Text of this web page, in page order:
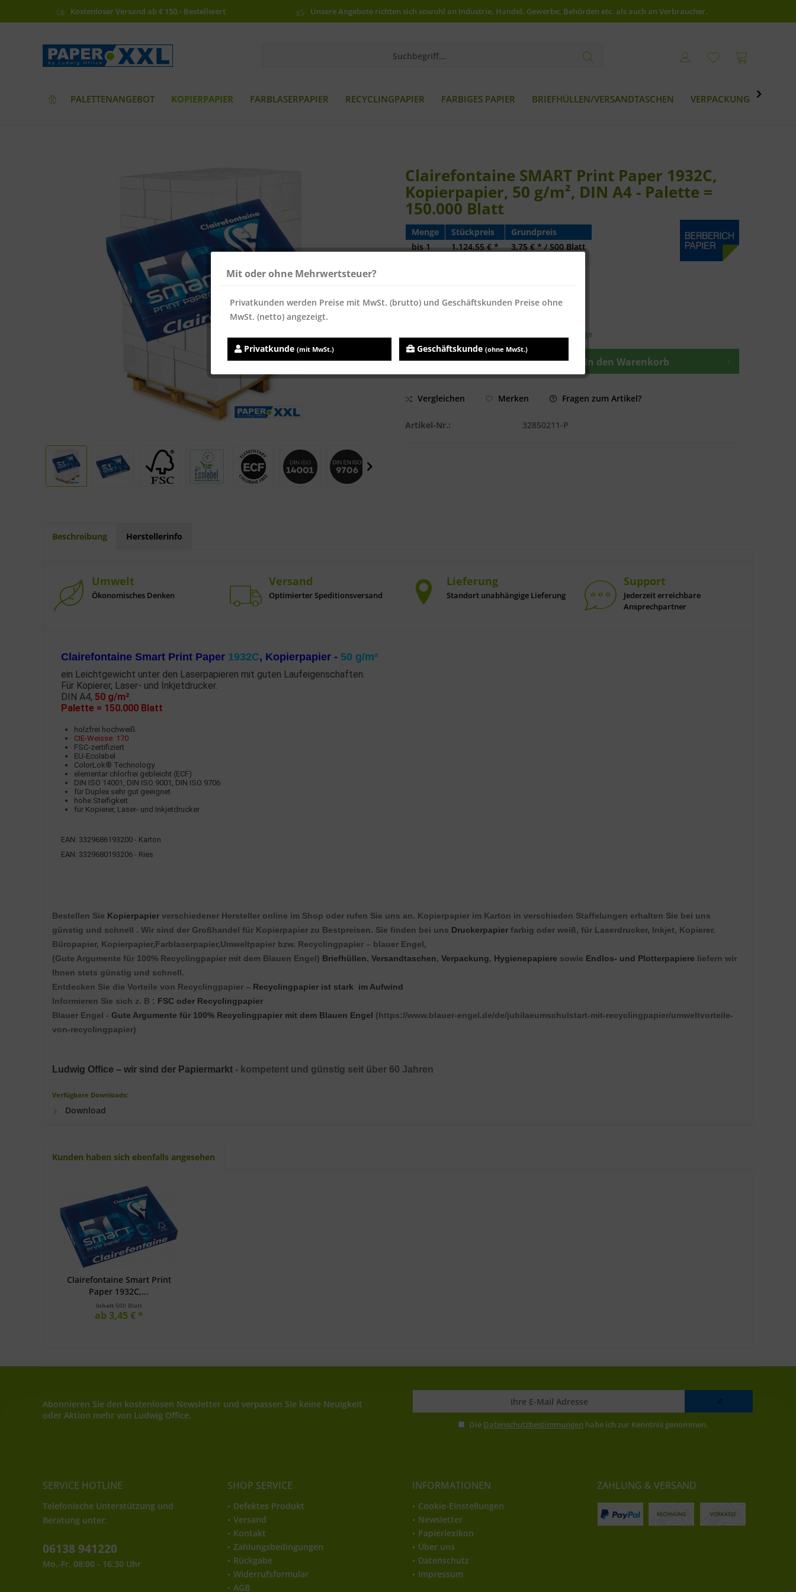
Kostenloser Versand ab € 150,- Bestellwert Unsere Angebote richten sich sowohl an Industrie, Handel, Gewerbe, Behörden etc. als auch an Verbraucher.
PALETTENANGEBOT KOPIERPAPIER FARBLASERPAPIER RECYCLINGPAPIER FARBIGES PAPIER BRIEFHÜLLEN/VERSANDTASCHEN VERPACKUNG 
Clairefontaine SMART Print Paper 1932C,
Kopierpapier, 50 g/m², DIN A4 - Palette =
150.000 Blatt
Menge Stückpreis
Grundpreis
bis 1 1.124,55 € *
3,75 € * / 500 Blatt
Sofort versandfertig, Lieferzeit ca. 1-3 Werktage
In den Warenkorb
Vergleichen Merken Fragen zum Artikel?
Artikel-Nr.: 32850211-P
Beschreibung Herstellerinfo
Umwelt
Ökonomisches Denken
Versand
Optimierter Speditionsversand
Lieferung
Standort unabhängige Lieferung
Support
Jederzeit erreichbare
Ansprechpartner
Clairefontaine Smart Print Paper 1932C, Kopierpapier - 50 g/m²
ein Leichtgewicht unter den Laserpapieren mit guten Laufeigenschaften.
Für Kopierer, Laser- und Inkjetdrucker.
DIN A4, 50 g/m².
Palette = 150.000 Blatt
holzfrei hochweiß
CIE-Weisse: 170
FSC-zertifiziert
EU-Ecolabel
ColorLok® Technology
elementar chlorfrei gebleicht (ECF)
DIN ISO 14001, DIN ISO 9001, DIN ISO 9706
für Duplex sehr gut geeignet
hohe Steifigkeit
für Kopierer, Laser- und Inkjetdrucker
EAN: 3329686193200 - Karton
EAN: 3329680193206 - Ries
Bestellen Sie Kopierpapier verschiedener Hersteller online im Shop oder rufen Sie uns an. Kopierpapier im Karton in verschieden Staffelungen erhalten Sie bei uns
günstig und schnell . Wir sind der Großhandel für Kopierpapier zu Bestpreisen. Sie finden bei uns Druckerpapier farbig oder weiß, für Laserdrucker, Inkjet, Kopierer.
Büropapier, Kopierpapier,Farblaserpapier,Umweltpapier bzw. Recyclingpapier – blauer Engel,
(Gute Argumente für 100% Recyclingpapier mit dem Blauen Engel) Briefhüllen, Versandtaschen, Verpackung, Hygienepapiere sowie Endlos- und Plotterpapiere liefern wir
Ihnen stets günstig und schnell.
Entdecken Sie die Vorteile von Recyclingpapier – Recyclingpapier ist stark im Aufwind
Informieren Sie sich z. B : FSC oder Recyclingpapier
Blauer Engel - Gute Argumente für 100% Recyclingpapier mit dem Blauen Engel (https://www.blauer-engel.de/de/jubilaeumschulstart-mit-recyclingpapier/umweltvorteile-
von-recyclingpapier)
Ludwig Office – wir sind der Papiermarkt - kompetent und günstig seit über 60 Jahren
Verfügbare Downloads:
Download
Kunden haben sich ebenfalls angesehen
Clairefontaine Smart Print
Paper 1932C,...
Inhalt 500 Blatt
ab 3,45 € *
Abonnieren Sie den kostenlosen Newsletter und verpassen Sie keine Neuigkeit
oder Aktion mehr von Ludwig Office.
Die Datenschutzbestimmungen habe ich zur Kenntnis genommen.
SERVICE HOTLINE
Telefonische Unterstützung und
Beratung unter:
06138 941220
Mo.-Fr. 08:00 - 16:30 Uhr
SHOP SERVICE
Defektes Produkt
Versand
Kontakt
Zahlungsbedingungen
Rückgabe
Widerrufsformular
AGB
INFORMATIONEN
Cookie-Einstellungen
Newsletter
Papierlexikon
Über uns
Datenschutz
Impressum
ZAHLUNG & VERSAND
Mit oder ohne Mehrwertsteuer?
Privatkunden werden Preise mit MwSt. (brutto) und Geschäftskunden Preise ohne
MwSt. (netto) angezeigt.
Privatkunde (mit MwSt.) Geschäftskunde (ohne MwSt.)